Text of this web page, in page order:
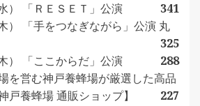
） 「ＲＥＳＥＴ」公演
341
） 「手をつなぎながら」公演 丸
325
） 「ここからだ」公演
288
を営む神戸養蜂場が厳選した高品
戸養蜂場 通販ショップ】
227